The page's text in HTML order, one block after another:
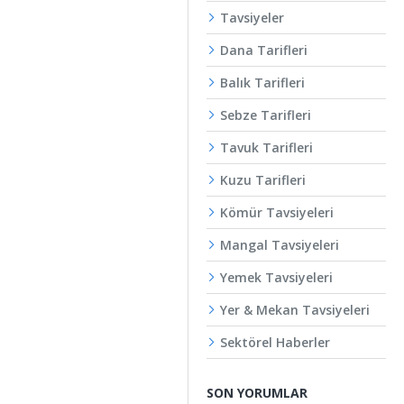
Tavsiyeler
Dana Tarifleri
Balık Tarifleri
Sebze Tarifleri
Tavuk Tarifleri
Kuzu Tarifleri
Kömür Tavsiyeleri
Mangal Tavsiyeleri
Yemek Tavsiyeleri
Yer & Mekan Tavsiyeleri
Sektörel Haberler
SON YORUMLAR